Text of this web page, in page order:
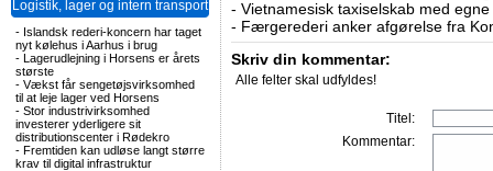
Logistik, lager og intern transport
- Islandsk rederi-koncern har taget
nyt kølehus i Aarhus i brug
- Lagerudlejning i Horsens er årets
største
- Vækst får sengetøjsvirksomhed
til at leje lager ved Horsens
- Stor industrivirksomhed
investerer yderligere sit
distributionscenter i Rødekro
- Fremtiden kan udløse langt større
krav til digital infrastruktur
- Vietnamesisk taxiselskab med
- Færgerederi anker afgørelse fra
Skriv din kommentar:
Alle felter skal udfyldes!
Titel:
Kommentar: